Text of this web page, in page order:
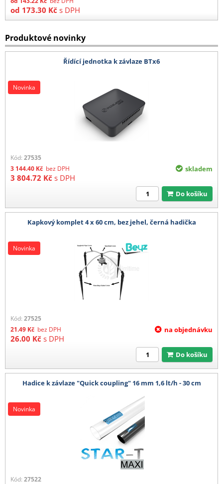
od 173.30 Kč s DPH
Produktové novinky
Řídící jednotka k závlaze BTx6
Kód: 27535
3 144.40 Kč bez DPH
3 804.72 Kč s DPH
Novinka
skladem
Do košíku
Kapkový komplet 4 x 60 cm, bez jehel, černá hadička
Kód: 27525
21.49 Kč bez DPH
26.00 Kč s DPH
Novinka
na objednávku
Do košíku
Hadice k závlaze "Quick coupling" 16 mm 1,6 lt/h - 30 cm
Kód: 27522
Novinka